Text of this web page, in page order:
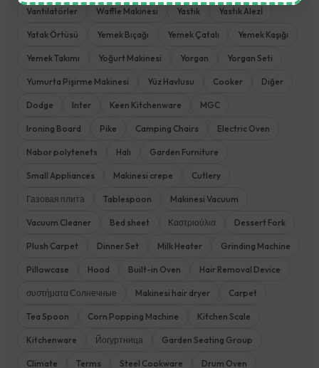
Vantilatörler Waffle Makinesi Yastık Yastık Alezİ
Yatak Örtüsü Yemek Bıçağı Yemek Çatalı Yemek Kaşığı
Yemek Takımı Yoğurt Makinesi Yorgan Yorgan Seti
Yumurta Pişirme Makinesi Yüz Havlusu Cooker Diğer
Dodge Inter Keen Kitchenware MGC
Ironing Board Pike Camping Chairs Electric Oven
Nabor polytenets Halı Garden Furniture
Small Appliances Makinesi crepe Cutlery
Газовая плита Tablespoon Makinesi Vacuum
Vacuum Cleaner Bed sheet Καστριούλια Dessert Fork
Plush Carpet Dinner Set Milk Heater Grinding Machine
Pillowcase Hood Built-in Oven Hair Removal Device
συστήματα Солнечные Makinesi hair dryer Carpet
Tea Spoon Corn Popping Machine Kitchen Scale
Kitchenware Йогуртница Garden Seating Group
Climate Terms Steel Cookware Drum Oven